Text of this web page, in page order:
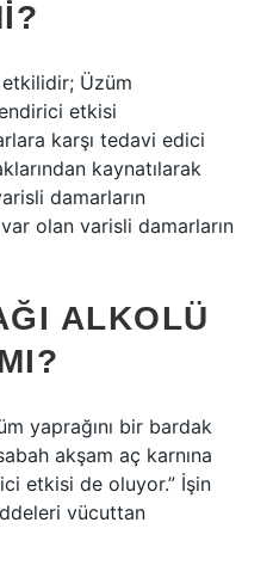
etkilidir; Üzüm
etkisi
karşı tedavi edici
kaynatılarak
damarların
olan varisli damarların
ALKOLÜ
yaprağını bir bardak
akşam aç karnına
etkisi de oluyor.” İşin
vücuttan